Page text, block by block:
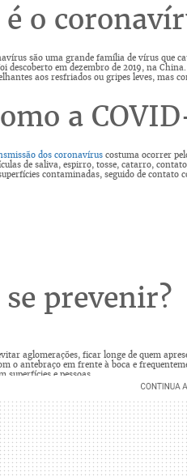
é o
são uma grande família de vírus que
descoberto em dezembro de 2019, na
aos resfriados ou gripes leves, mas
a
dos coronavíruscostuma ocorrer
de saliva, espirro, tosse, catarro,
contaminadas, seguido de contato
se prevenir?
aglomerações, ficar longe de quem
o antebraço em frente à boca e
superfícies e pessoas.